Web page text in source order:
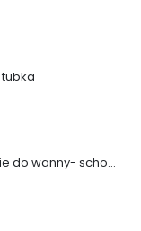
Zestaw ułatwiający wejście do wanny- schodek z poręczą